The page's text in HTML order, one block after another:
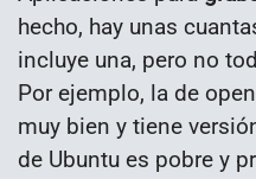
hecho, hay unas
incluye una, pero no
Por ejemplo, la de
muy bien y tiene
de Ubuntu es pobre y